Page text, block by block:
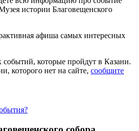
истории Благовещенского
афиша самых интересных
событий, которые пройдут в Казани.
которого нет на сайте, сообщите